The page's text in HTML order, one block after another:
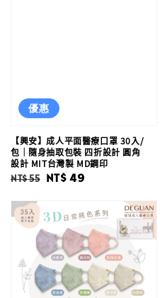
優惠
【興安】成人平面醫療口罩 30入/
包｜隨身抽取包裝 四折設計 圓角
設計 MIT台灣製 MD鋼印
Regular
NT$ 55 Sale
NT$ 49